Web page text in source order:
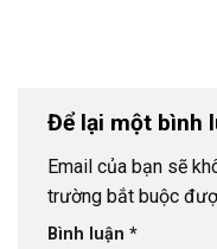
Để lại một bình
Email của bạn sẽ
trường bắt buộc
Bình luận *